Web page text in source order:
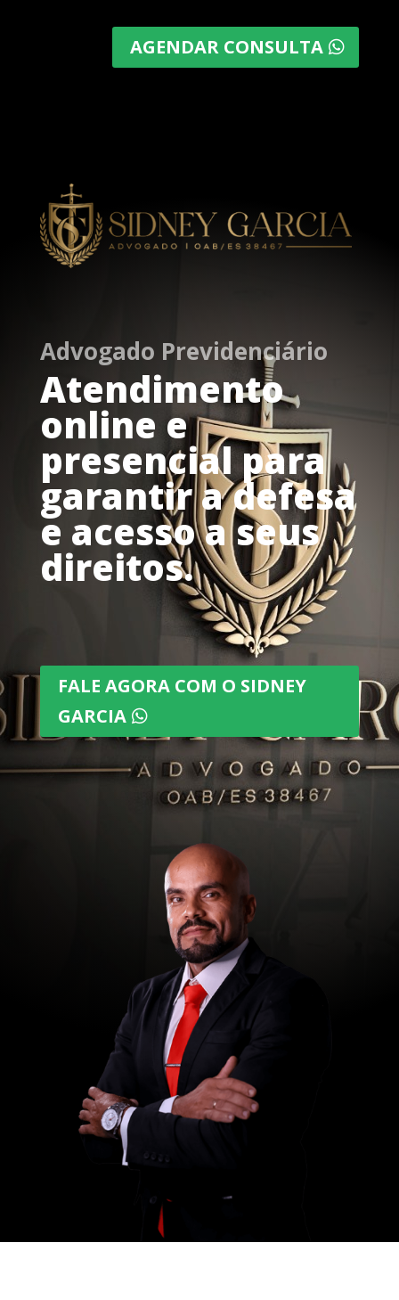
AGENDAR CONSULTA
Advogado Previdenciário
Atendimento
online e
presencial para
garantir a defesa
e acesso a seus
direitos.
FALE AGORA COM O SIDNEY
GARCIA